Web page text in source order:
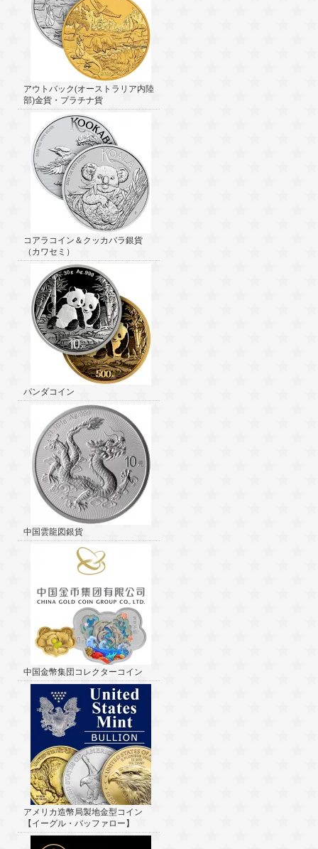
アウトバック(オーストラリア内陸
部)金貨・プラチナ貨
コアラコイン＆クッカバラ銀貨
（カワセミ）
パンダコイン
中国雲龍図銀貨
中国金幣集団コレクターコイン
アメリカ造幣局製地金型コイン
【イーグル・バッファロー】